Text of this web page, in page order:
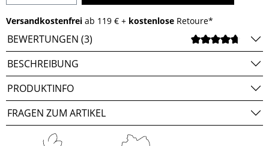
Versandkostenfrei ab 119 € + kostenlose Retoure*
BEWERTUNGEN (3)
BESCHREIBUNG
PRODUKTINFO
FRAGEN ZUM ARTIKEL